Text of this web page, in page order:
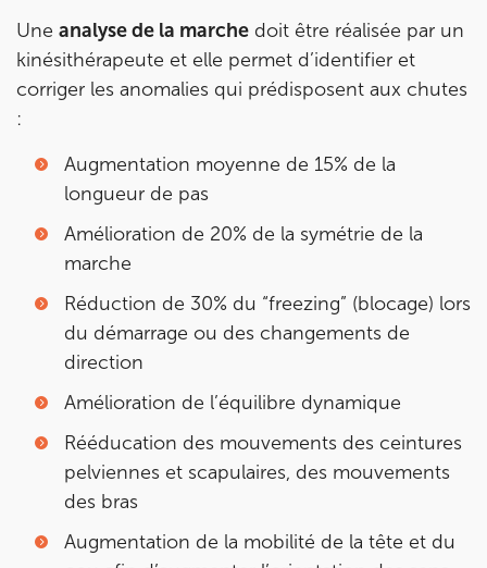
Une analyse de la marche doit être réalisée par un
kinésithérapeute et elle permet d’identifier et
corriger les anomalies qui prédisposent aux chutes
:
Augmentation moyenne de 15% de la
longueur de pas
Amélioration de 20% de la symétrie de la
marche
Réduction de 30% du “freezing” (blocage) lors
du démarrage ou des changements de
direction
Amélioration de l’équilibre dynamique
Rééducation des mouvements des ceintures
pelviennes et scapulaires, des mouvements
des bras
Augmentation de la mobilité de la tête et du